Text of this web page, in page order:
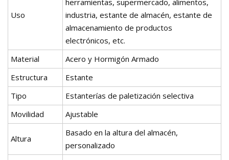
Uso
herramientas, supermercado, alimentos,
industria, estante de almacén, estante de
almacenamiento de productos
electrónicos, etc.
Material
Acero y Hormigón Armado
Estructura
Estante
Tipo
Estanterías de paletización selectiva
Movilidad
Ajustable
Altura
Basado en la altura del almacén,
personalizado